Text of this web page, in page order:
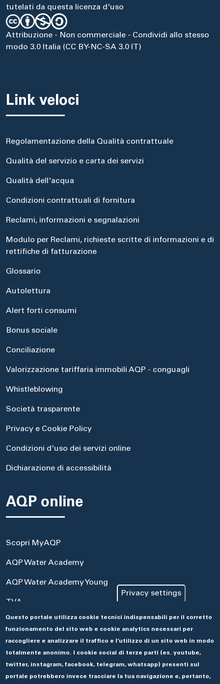
tutelati da questa licenza d'uso
Attribuzione - Non commerciale - Condividi allo stesso
modo 3.0 Italia (CC BY-NC-SA 3.0 IT)
Link veloci
Regolamentazione della Qualità contrattuale
Qualità del servizio e carta dei servizi
Qualità dell'acqua
Condizioni contrattuali di fornitura
Reclami, informazioni e segnalazioni
Modulo per Reclami, richieste scritte di informazioni e di
rettifiche di fatturazione
Glossario
Autolettura
Alert forti consumi
Bonus sociale
Conciliazione
Valorizzazione tariffaria immobili AQP - conguagli
Whistleblowing
Società trasparente
Privacy e Cookie Policy
Condizioni d'uso dei servizi online
Dichiarazione di accessibilità
AQP online
Scopri MyAQP
AQP Water Academy
AQP Water Academy Young
TVA
Portale Acquisti
Aseco
Privacy settings
Questo portale utilizza cookie tecnici indispensabili per il corretto
funzionamento del sito web e cookie analytics necessari per
raccogliere e analizzare il traffico e l’utilizzo di un sito web in modo
totalmente anonimo. I cookie social di terze parti (es. youtube,
twitter, instagram, facebook, telegram, whatsapp) presenti sul
portale potrebbero invece tracciare la tua navigazione e, pertanto,